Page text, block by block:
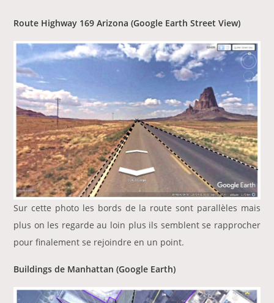
Route Highway 169 Arizona (Google Earth Street View)
Sur cette photo les bords de la route sont parallèles mais
plus on les regarde au loin plus ils semblent se rapprocher
pour finalement se rejoindre en un point.
Buildings de Manhattan (Google Earth)